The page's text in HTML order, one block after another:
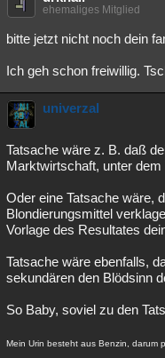
ehemaliges Mitglied
bitte jetzt nicht noch dein
Ich geh schon freiwillig.
univerzal
Tatsache wäre z. B. daß
Marktwirtschaft, unter
Oder eine Tatsache wäre,
Blondierungsmittel
Vorlage des Resultates
Tatsache wäre ebenfalls,
sekundären den Blödsinn
So Baby, soviel zu den
Mein Urin besteht aus Benzin, darum